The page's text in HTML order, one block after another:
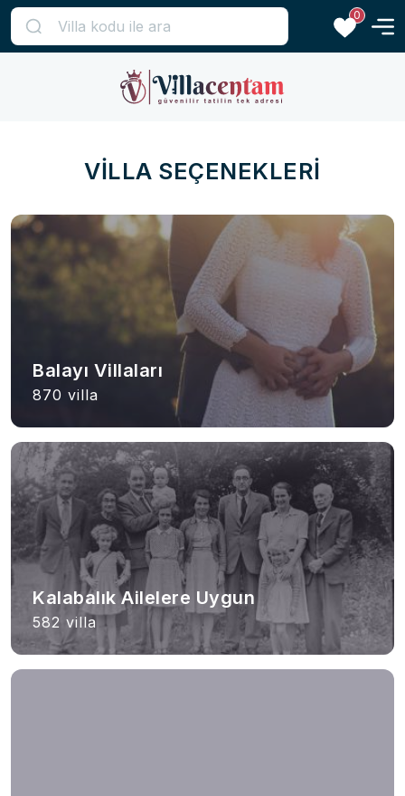
0
VİLLA SEÇENEKLERİ
Balayı Villaları
870 villa
Kalabalık Ailelere Uygun
582 villa